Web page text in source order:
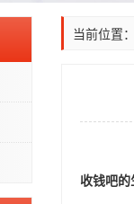
当前位置：
收钱吧